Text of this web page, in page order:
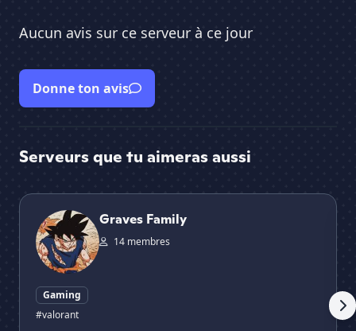
Aucun avis sur ce serveur à ce jour
Donne ton avis
Serveurs que tu aimeras aussi
Graves Family
Graves Family
14 membres
Gaming
#valorant